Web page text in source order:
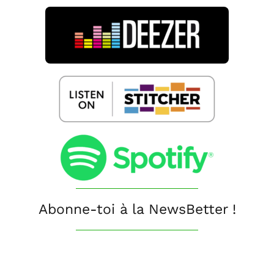
Abonne-toi à la NewsBetter !